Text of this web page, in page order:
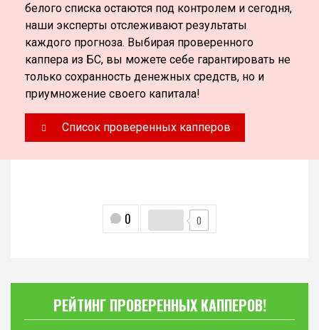
белого списка остаются под контролем и сегодня,
наши эксперты отслеживают результаты
каждого прогноза. Выбирая проверенного
каппера из БС, вы можете себе гарантировать не
только сохранность денежных средств, но и
приумножение своего капитала!
Список проверенных капперов
0 0
РЕЙТИНГ ПРОВЕРЕННЫХ КАППЕРОВ!